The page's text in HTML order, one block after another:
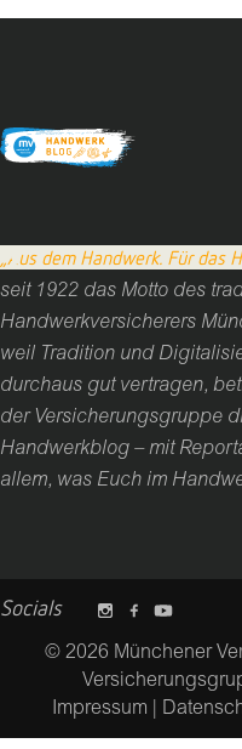
„Aus dem Handwerk. Für das
seit 1922 das Motto des
Handwerkversicherers
weil Tradition und
durchaus gut vertragen,
der Versicherungsgruppe
Handwerkblog – mit
allem, was Euch im
Socials
© 2026 Münchener
Impressum